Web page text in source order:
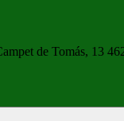
de Tomás, 13